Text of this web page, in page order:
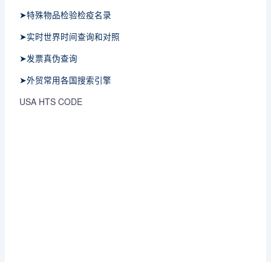
➤特殊物品检验检疫名录
➤实时世界时间查询和对照
➤发票真伪查询
➤外贸常用各国搜索引擎
USA HTS CODE